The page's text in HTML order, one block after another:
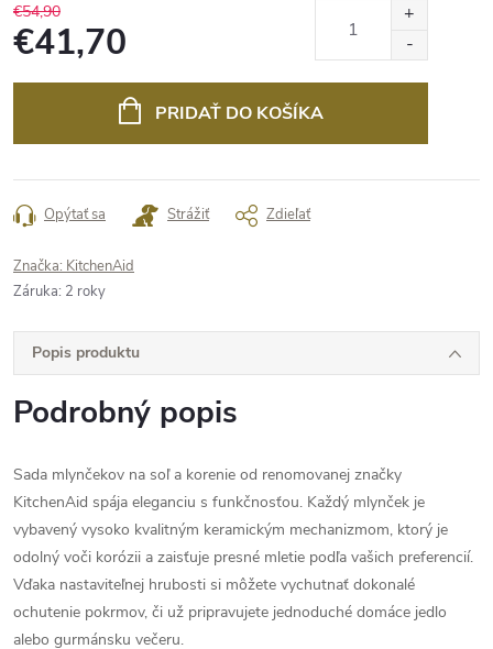
€54,90
€41,70
PRIDAŤ DO KOŠÍKA
Opýtať sa Strážiť Zdieľať
Značka: KitchenAid
Záruka: 2 roky
Popis produktu
Podrobný popis
Sada mlynčekov na soľ a korenie od renomovanej značky
KitchenAid spája eleganciu s funkčnosťou. Každý mlynček je
vybavený vysoko kvalitným keramickým mechanizmom, ktorý je
odolný voči korózii a zaisťuje presné mletie podľa vašich preferencií.
Vďaka nastaviteľnej hrubosti si môžete vychutnať dokonalé
ochutenie pokrmov, či už pripravujete jednoduché domáce jedlo
alebo gurmánsku večeru.